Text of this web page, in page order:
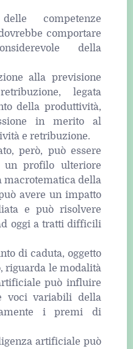
competenze
comportare
della
alla previsione
legata
della produttività,
in merito al
e retribuzione.
però, può essere
un profilo ulteriore
macrotematica della
avere un impatto
e può risolvere
oggi a tratti difficili
di caduta, oggetto
riguarda le modalità
può influire
voci variabili della
i premi di
artificiale può